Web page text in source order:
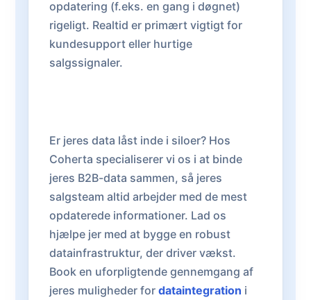
opdatering (f.eks. en gang i døgnet)
rigeligt. Realtid er primært vigtigt for
kundesupport eller hurtige
salgssignaler.
Er jeres data låst inde i siloer? Hos
Coherta specialiserer vi os i at binde
jeres B2B-data sammen, så jeres
salgsteam altid arbejder med de mest
opdaterede informationer. Lad os
hjælpe jer med at bygge en robust
datainfrastruktur, der driver vækst.
Book en uforpligtende gennemgang af
jeres muligheder for dataintegration i